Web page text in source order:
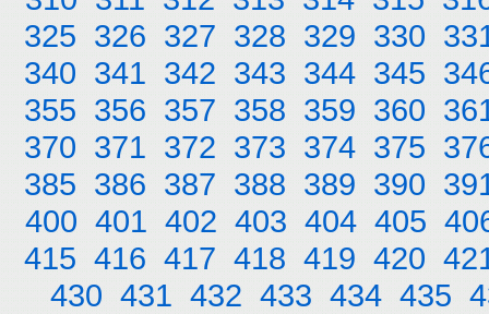
325 326 327 328 329 330
340 341 342 343 344 345
355 356 357 358 359 360
370 371 372 373 374 375
385 386 387 388 389 390
400 401 402 403 404 405
415 416 417 418 419 420
430 431 432 433 434 435